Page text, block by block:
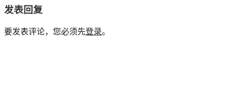
发表回复
要发表评论，您必须先登录。